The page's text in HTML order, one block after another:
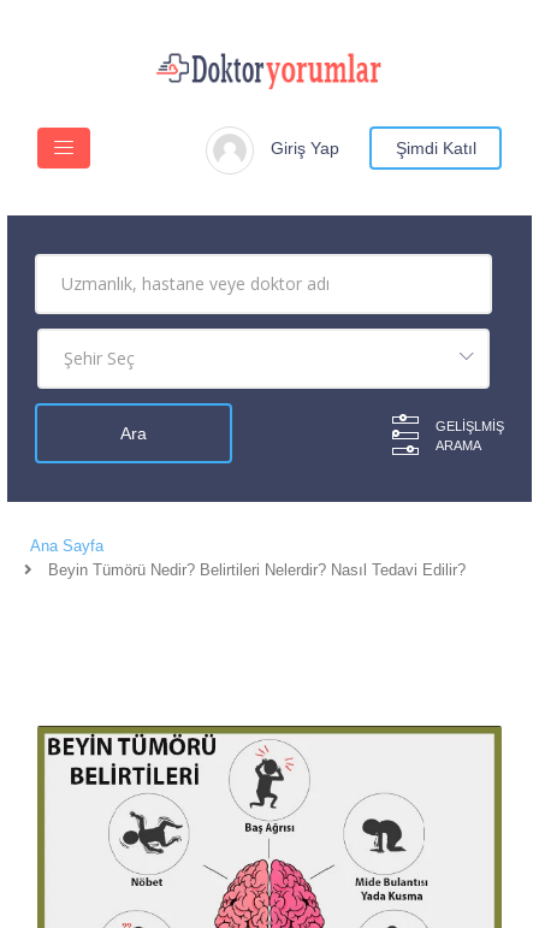
Giriş Yap Şimdi Katıl
GELIŞLMIŞ
ARAMA
Ana Sayfa
Beyin Tümörü Nedir? Belirtileri Nelerdir? Nasıl Tedavi Edilir?